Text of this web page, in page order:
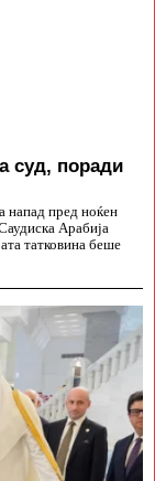
суд, поради
напад пред ноќен
Арабија
татковина беше